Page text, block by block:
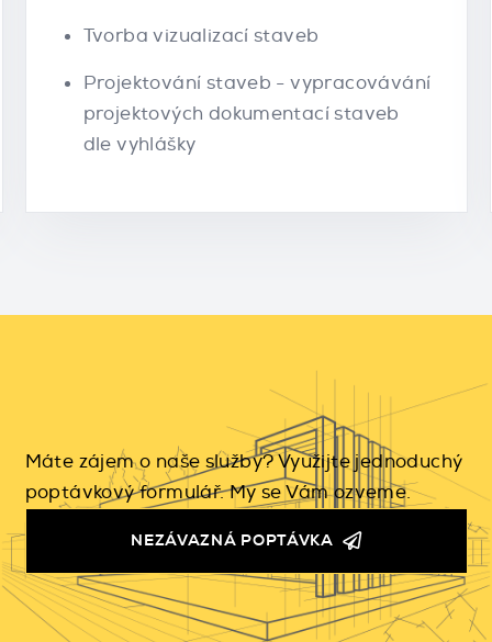
Tvorba vizualizací staveb
Projektování staveb - vypracovávání
projektových dokumentací staveb
dle vyhlášky
Máte zájem o naše služby? Využijte jednoduchý
poptávkový formulář. My se Vám ozveme.
NEZÁVAZNÁ POPTÁVKA